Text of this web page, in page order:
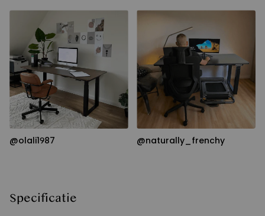
@olali1987 @naturally_frenchy
Specificatie